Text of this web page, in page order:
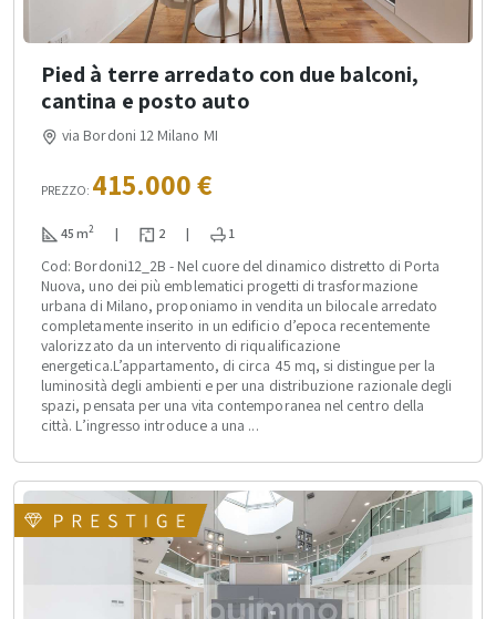
Pied à terre arredato con due balconi,
cantina e posto auto
via Bordoni 12 Milano MI
PREZZO: 415.000 €
45 m2 | 2 | 1
Cod: Bordoni12_2B - Nel cuore del dinamico distretto di Porta
Nuova, uno dei più emblematici progetti di trasformazione
urbana di Milano, proponiamo in vendita un bilocale arredato
completamente inserito in un edificio d’epoca recentemente
valorizzato da un intervento di riqualificazione
energetica.L’appartamento, di circa 45 mq, si distingue per la
luminosità degli ambienti e per una distribuzione razionale degli
spazi, pensata per una vita contemporanea nel centro della
città. L’ingresso introduce a una ...